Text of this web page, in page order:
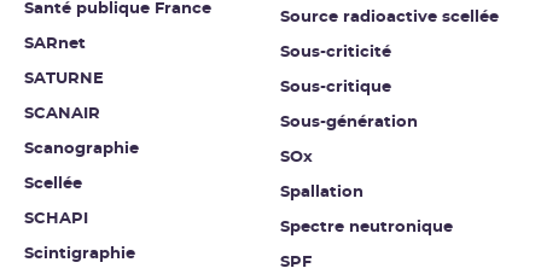
Santé publique France
SARnet
SATURNE
SCANAIR
Scanographie
Scellée
SCHAPI
Scintigraphie
Source radioactive scellée
Sous-criticité
Sous-critique
Sous-génération
SOx
Spallation
Spectre neutronique
SPF